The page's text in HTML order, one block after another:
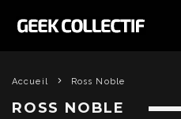
Accueil Ross Noble
ROSS NOBLE